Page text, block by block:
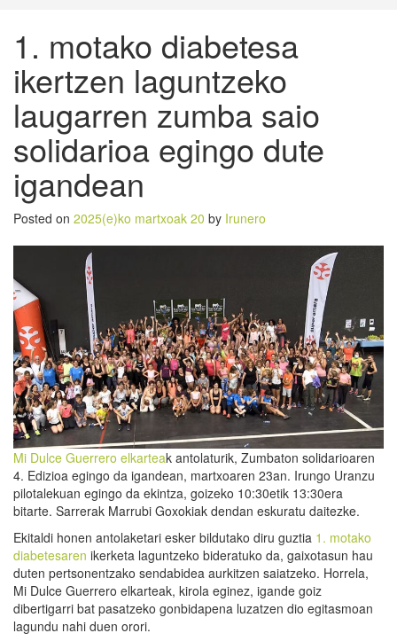
1. motako diabetesa
ikertzen laguntzeko
laugarren zumba saio
solidarioa egingo dute
igandean
Posted on 2025(e)ko martxoak 20 by Irunero
Mi Dulce Guerrero elkarteak antolaturik, Zumbaton solidarioaren
4. Edizioa egingo da igandean, martxoaren 23an. Irungo Uranzu
pilotalekuan egingo da ekintza, goizeko 10:30etik 13:30era
bitarte. Sarrerak Marrubi Goxokiak dendan eskuratu daitezke.
Ekitaldi honen antolaketari esker bildutako diru guztia 1. motako
diabetesaren ikerketa laguntzeko bideratuko da, gaixotasun hau
duten pertsonentzako sendabidea aurkitzen saiatzeko. Horrela,
Mi Dulce Guerrero elkarteak, kirola eginez, igande goiz
dibertigarri bat pasatzeko gonbidapena luzatzen dio egitasmoan
lagundu nahi duen orori.